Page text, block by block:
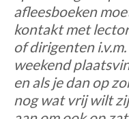
afleesboeken
kontakt met
of dirigenten
weekend
en als je dan op
nog wat vrij wilt